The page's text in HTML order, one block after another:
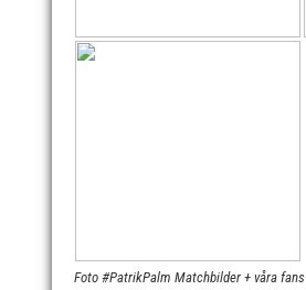
Foto #PatrikPalm Matchbilder + våra fans